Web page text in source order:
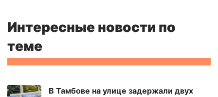
Интересные новости по
теме
В Тамбове на улице задержали двух